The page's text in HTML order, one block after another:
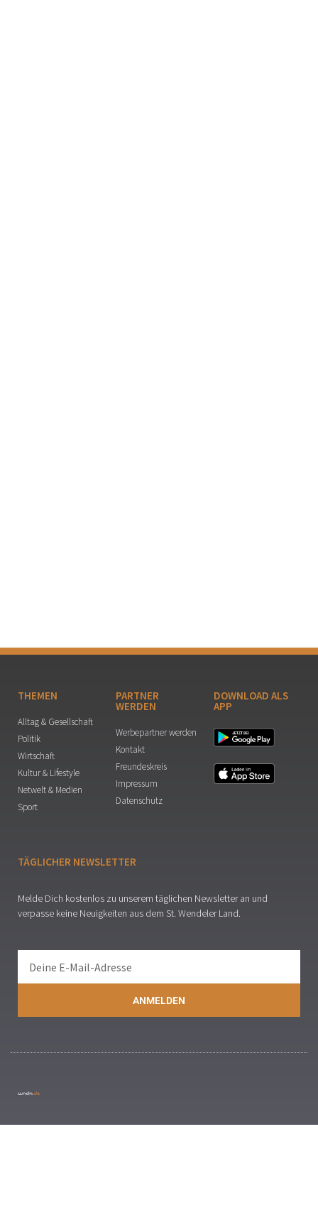
THEMEN
Alltag & Gesellschaft
Politik
Wirtschaft
Kultur & Lifestyle
Netwelt & Medien
Sport
PARTNER
WERDEN
Werbepartner werden
Kontakt
Freundeskreis
Impressum
Datenschutz
DOWNLOAD ALS
APP
TÄGLICHER NEWSLETTER
Melde Dich kostenlos zu unserem täglichen Newsletter an und
verpasse keine Neuigkeiten aus dem St. Wendeler Land.
ANMELDEN